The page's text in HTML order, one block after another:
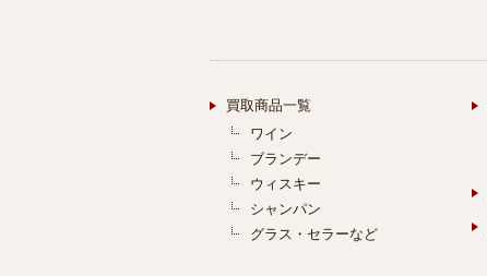
買取商品一覧
ワイン
ブランデー
ウィスキー
シャンパン
グラス・セラーなど